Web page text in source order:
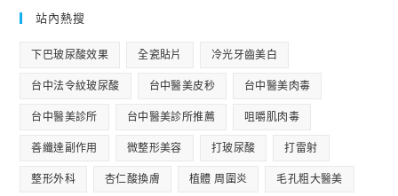
站內熱搜
下巴玻尿酸效果 全瓷貼片 冷光牙齒美白
台中法令紋玻尿酸 台中醫美皮秒 台中醫美肉毒
台中醫美診所 台中醫美診所推薦 咀嚼肌肉毒
善纖達副作用 微整形美容 打玻尿酸 打雷射
整形外科 杏仁酸換膚 植體 周圍炎 毛孔粗大醫美